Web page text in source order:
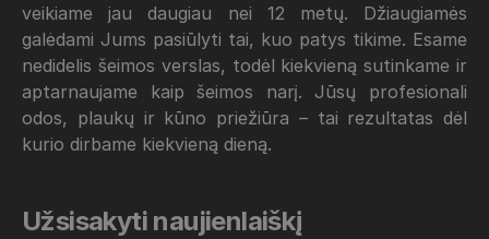
veikiame jau daugiau nei 12 metų. Džiaugiamės
galėdami Jums pasiūlyti tai, kuo patys tikime. Esame
nedidelis šeimos verslas, todėl kiekvieną sutinkame ir
aptarnaujame kaip šeimos narį. Jūsų profesionali
odos, plaukų ir kūno priežiūra – tai rezultatas dėl
kurio dirbame kiekvieną dieną.
Užsisakyti naujienlaiškį